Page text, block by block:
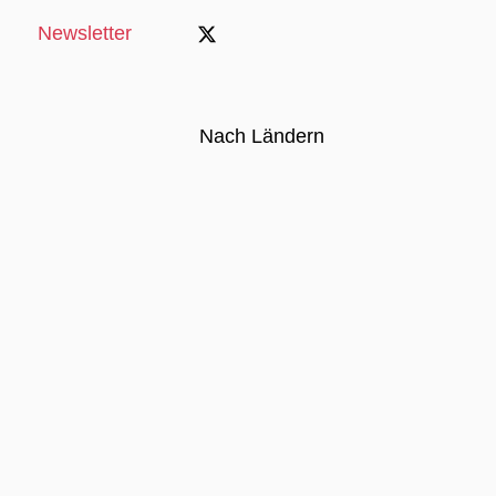
Newsletter
Nach Ländern